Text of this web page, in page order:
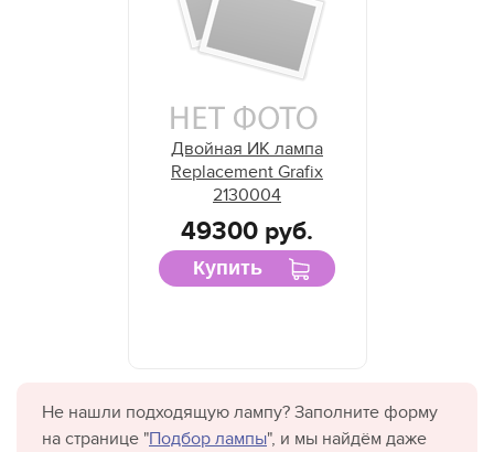
Двойная ИК лампа
Replacement Grafix
2130004
49300 руб.
Купить
Не нашли подходящую лампу? Заполните форму
на странице "Подбор лампы", и мы найдём даже